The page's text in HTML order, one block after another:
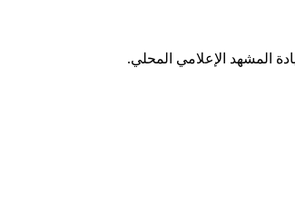
المشهد الإعلامي المحلي.